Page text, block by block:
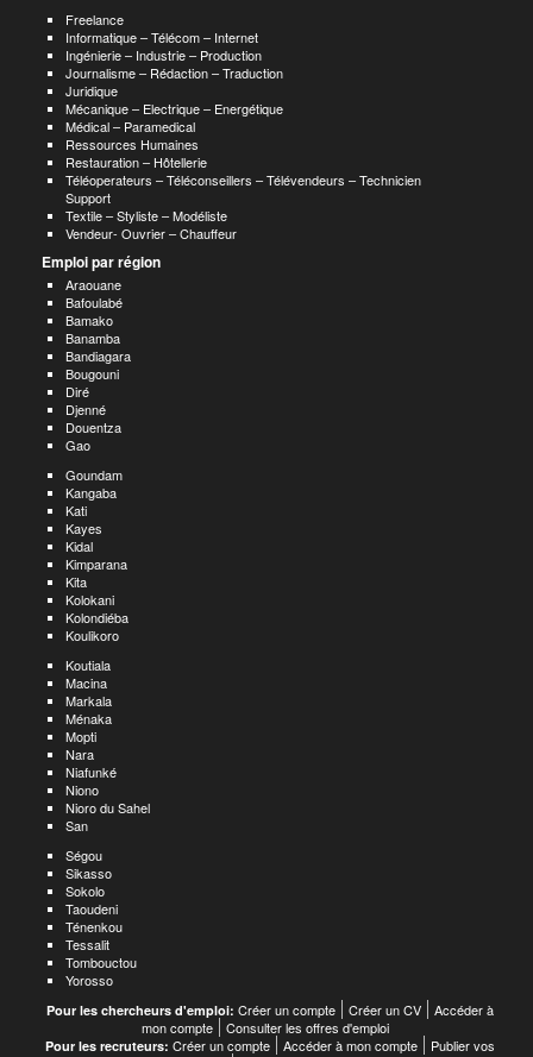
Freelance
Informatique – Télécom – Internet
Ingénierie – Industrie – Production
Journalisme – Rédaction – Traduction
Juridique
Mécanique – Electrique – Energétique
Médical – Paramedical
Ressources Humaines
Restauration – Hôtellerie
Téléoperateurs – Téléconseillers – Télévendeurs – Technicien
Support
Textile – Styliste – Modéliste
Vendeur- Ouvrier – Chauffeur
Emploi par région
Araouane
Bafoulabé
Bamako
Banamba
Bandiagara
Bougouni
Diré
Djenné
Douentza
Gao
Goundam
Kangaba
Kati
Kayes
Kidal
Kimparana
Kita
Kolokani
Kolondiéba
Koulikoro
Koutiala
Macina
Markala
Ménaka
Mopti
Nara
Niafunké
Niono
Nioro du Sahel
San
Ségou
Sikasso
Sokolo
Taoudeni
Ténenkou
Tessalit
Tombouctou
Yorosso
Pour les chercheurs d'emploi: Créer un compte Créer un CV
Accéder à
mon compte
Consulter les offres d'emploi
Pour les recruteurs: Créer un compte Accéder à mon compte
Publier vos